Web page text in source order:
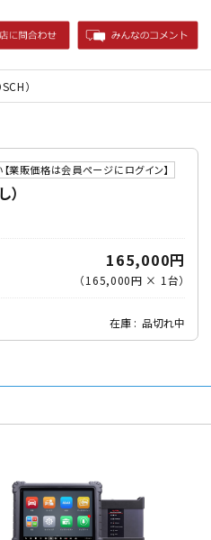
）
業販価格は会員ページにログイン】
165,000円
（165,000円 × 1 台）
在庫 品切れ中